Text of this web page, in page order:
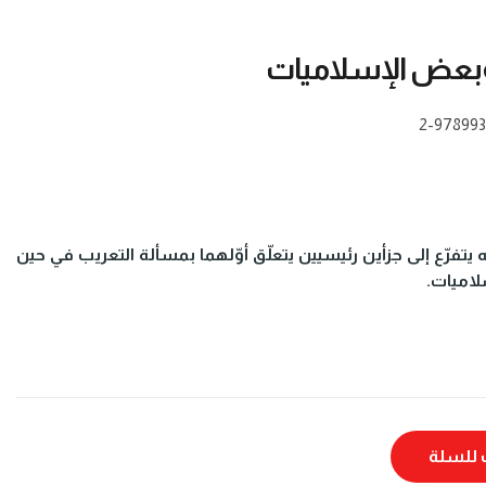
الإسلاميات
يتفرّع إلى جزأين رئيسيين يتعلّق أوّلهما بمسألة التعريب في حين
للسلة